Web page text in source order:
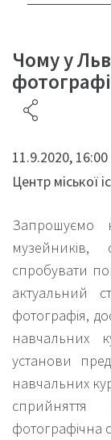
Чому у
11.9.2020, 16:00
Центр міської
Запрошуємо
музейників,
спробувати
актуальний
фотографія,
навчальних
установи
навчальних
фотографічна